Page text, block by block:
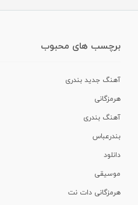
برچسب های محبوب
آهنگ جدید بندری
هرمزگانی
آهنگ بندری
بندرعباس
دانلود
موسیقی
هرمزگانی دات نت